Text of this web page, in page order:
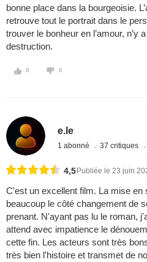
bonne place dans la bourgeoisie.
retrouve tout le portrait dans le
trouver le bonheur en l’amour, n’y
destruction.
0 0
e.le
1 abonné 37 critiques
4,5 Publiée le 23 juin
C'est un excellent film. La mise en
beaucoup le côté changement de
prenant. N'ayant pas lu le roman,
attend avec impatience le
cette fin. Les acteurs sont très
très bien l'histoire et transmet de